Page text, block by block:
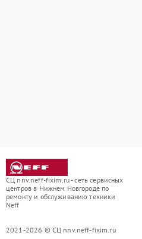
СЦ nnv.neff-fixim.ru - сеть сервисных
центров в Нижнем Новгороде по
ремонту и обслуживанию техники
Neff
2021-2026 © СЦ nnv.neff-fixim.ru